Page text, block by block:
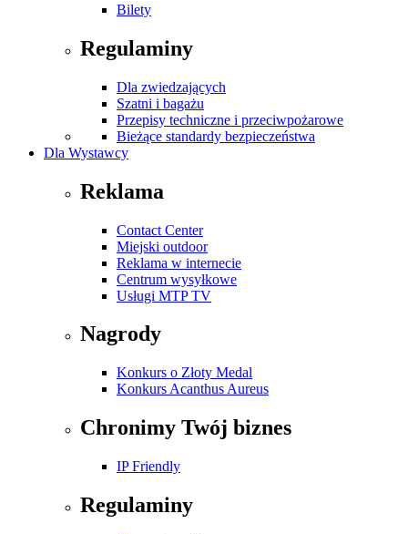
Bilety
Regulaminy
Dla zwiedzających
Szatni i bagażu
Przepisy techniczne i przeciwpożarowe
Bieżące standardy bezpieczeństwa
Dla Wystawcy
Reklama
Contact Center
Miejski outdoor
Reklama w internecie
Centrum wysyłkowe
Usługi MTP TV
Nagrody
Konkurs o Złoty Medal
Konkurs Acanthus Aureus
Chronimy Twój biznes
IP Friendly
Regulaminy